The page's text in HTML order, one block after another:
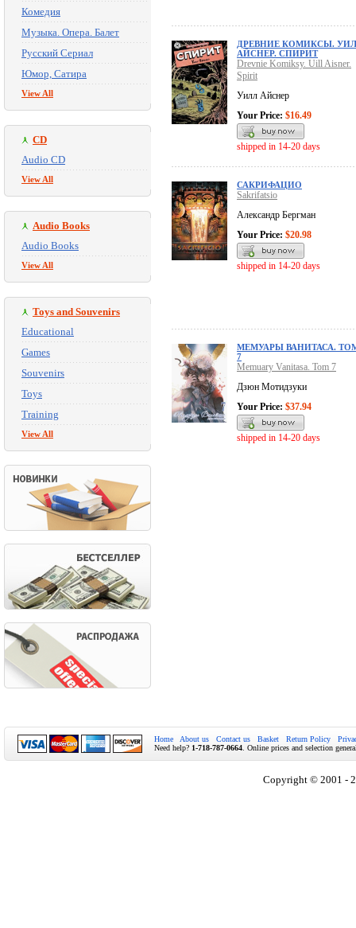
Комедия
Музыка. Опера. Балет
Русский Сериал
Юмор, Сатира
View All
CD
Audio CD
View All
Audio Books
Audio Books
View All
Toys and Souvenirs
Educational
Games
Souvenirs
Toys
Training
View All
ДРЕВНИЕ КОМИКСЫ.
АЙСНЕР. СПИРИТ
Drevnie Komiksy. Uill Aisner.
Spirit
Уилл Айснер
Your Price: $16.49
shipped in 14-20 days
САКРИФАЦИО
Sakrifatsio
Александр Бергман
Your Price: $20.98
shipped in 14-20 days
МЕМУАРЫ ВАНИТАСА.
7
Memuary Vanitasa. Tom 7
Дзюн Мотидзуки
Your Price: $37.94
shipped in 14-20 days
Home About us Contact us Basket Return Policy
Need help? 1-718-787-0664 . Online prices and selection
Copyright © 2001 -